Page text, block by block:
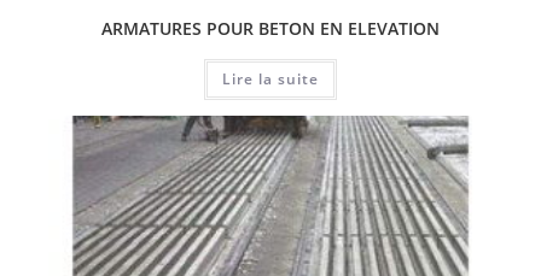
ARMATURES POUR BETON EN ELEVATION
Lire la suite